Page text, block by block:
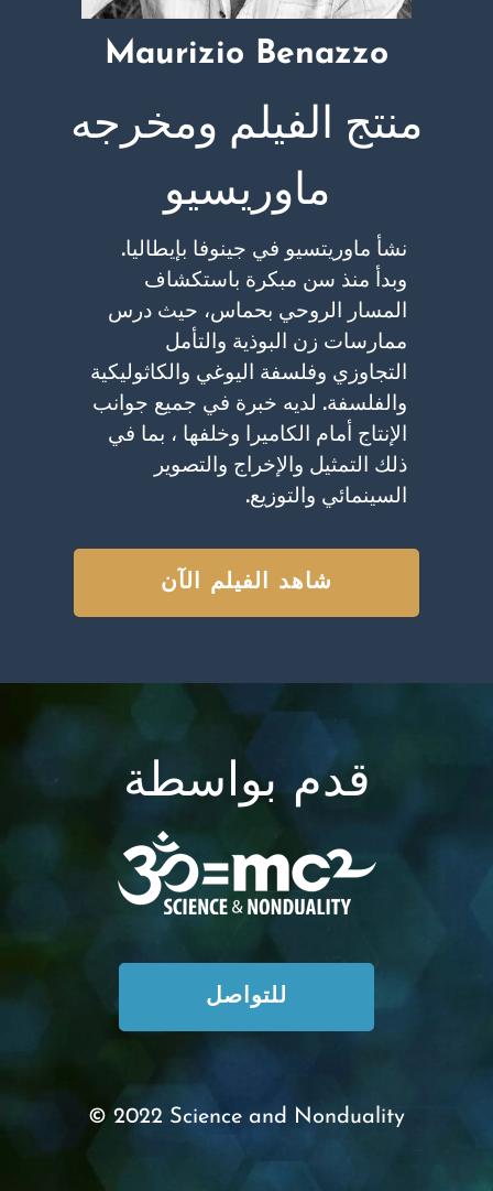
Maurizio Benazzo​
منتج الفيلم ومخرجه
ماوريسيو
نشأ ماوريتسيو في جينوفا بإيطاليا.
وبدأ منذ سن مبكرة باستكشاف
المسار الروحي بحماس، حيث درس
ممارسات زن البوذية والتأمل
التجاوزي وفلسفة اليوغي والكاثوليكية
والفلسفة. لديه خبرة في جميع جوانب
الإنتاج أمام الكاميرا وخلفها ، بما في
ذلك التمثيل والإخراج والتصوير
السينمائي والتوزيع.
شاهد الفيلم الآن
قدم بواسطة
للتواصل
© 2022 Science and Nonduality